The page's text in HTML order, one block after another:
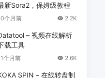
新Sora2，保姆级教程
个月前 2.2K
– 视频在线解析
载工具
个月前 2.6K
SPIN – 在线转盘制